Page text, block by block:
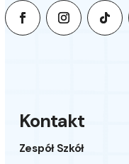
Kontakt
Zespół Szkół